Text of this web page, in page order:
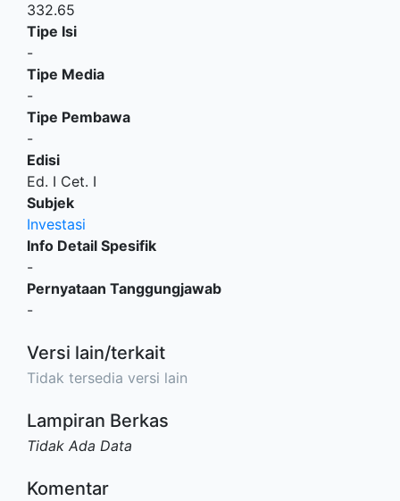
332.65
Tipe Isi
-
Tipe Media
-
Tipe Pembawa
-
Edisi
Ed. I Cet. I
Subjek
Investasi
Info Detail Spesifik
-
Pernyataan Tanggungjawab
-
Versi lain/terkait
Tidak tersedia versi lain
Lampiran Berkas
Tidak Ada Data
Komentar